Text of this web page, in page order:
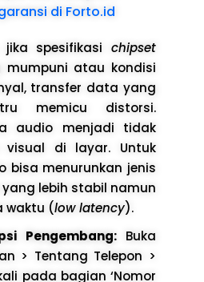
di Forto.id
spesifikasi chipset
mumpuni atau kondisi
transfer data yang
memicu distorsi.
audio menjadi tidak
visual di layar. Untuk
bisa menurunkan jenis
lebih stabil namun
waktu (low latency).
Pengembang:Buka
> Tentang Telepon >
pada bagian ‘Nomor